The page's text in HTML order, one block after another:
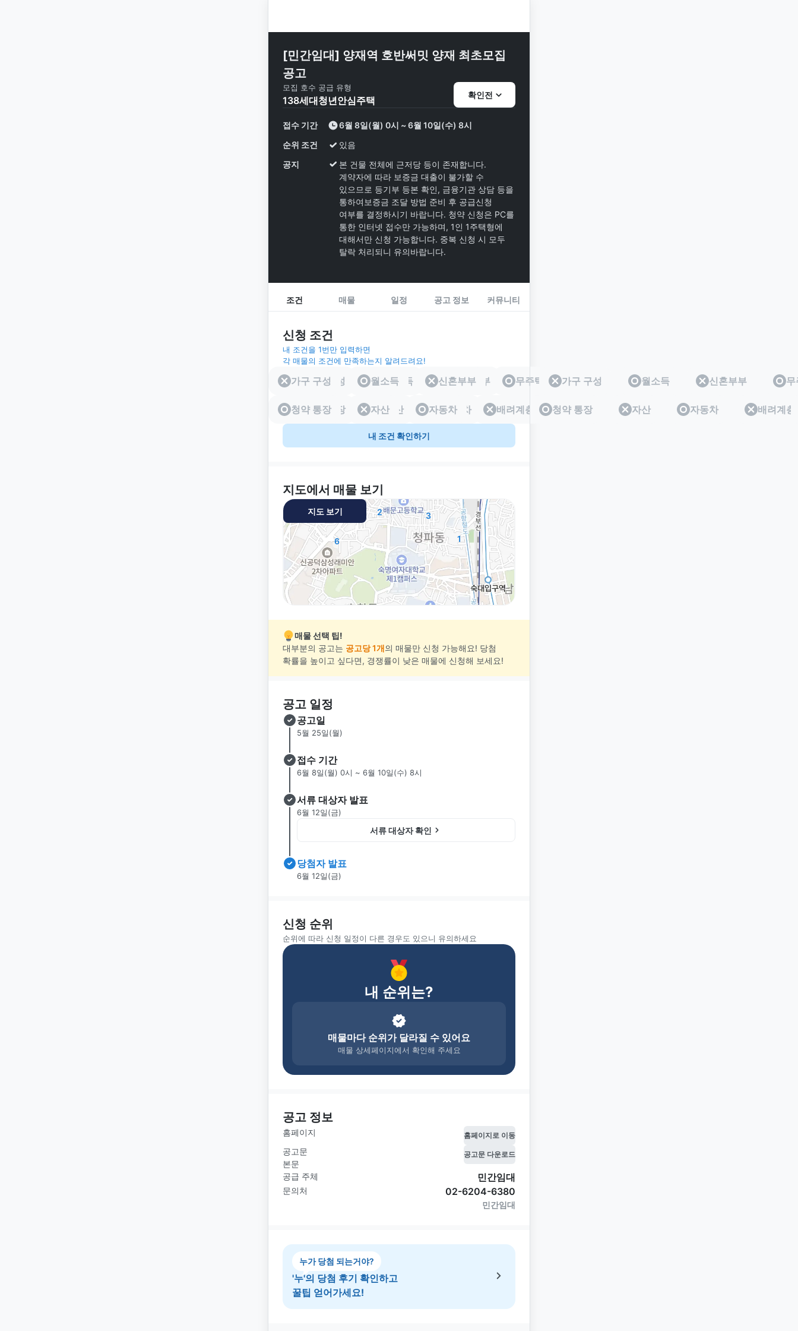
[민간임대] 양재역 호반써밋 양재 최초모집
공고
모집 호수
138세대
공급 유형
청년안심주택 확인전
접수 기간
6월 8일(월) 0시 ~ 6월 10일(수) 8시
순위 조건
있음
공지
본 건물 전체에 근저당 등이 존재합니다.
계약자에 따라 보증금 대출이 불가할 수
있으므로 등기부 등본 확인, 금융기관 상담 등을
통하여보증금 조달 방법 준비 후 공급신청
여부를 결정하시기 바랍니다. 청약 신청은 PC를
통한 인터넷 접수만 가능하며, 1인 1주택형에
대해서만 신청 가능합니다. 중복 신청 시 모두
탈락 처리되니 유의바랍니다.
조건 매물 일정 공고 정보 커뮤니티
신청 조건
내 조건을 1번만 입력하면
각 매물의 조건에 만족하는지 알려드려요!
가구 구성 월소득 신혼부부 무주택
가구 구성 월소득 신혼부부 무주택 가구 구성 월소득 신혼부부
청약 통장 자산 자동차 배려계층
청약 통장 자산 자동차 배려계층 청약 통장 자산 자동차 배려계층
내 조건 확인하기
지도에서 매물 보기
6
2 3
1
지도 보기
매물 선택 팁!
대부분의 공고는 공고당 1개의 매물만 신청 가능해요! 당첨
확률을 높이고 싶다면, 경쟁률이 낮은 매물에 신청해 보세요!
공고 일정
공고일
5월 25일(월)
접수 기간
6월 8일(월) 0시 ~ 6월 10일(수) 8시
서류 대상자 발표
6월 12일(금)
서류 대상자 확인
당첨자 발표
6월 12일(금)
신청 순위
순위에 따라 신청 일정이 다른 경우도 있으니 유의하세요
내 순위는?
매물마다 순위가 달라질 수 있어요
매물 상세페이지에서 확인해 주세요
공고 정보
홈페이지 홈페이지로 이동
공고문
본문
공고문 다운로드
공급 주체 민간임대
문의처 02-6204-6380
민간임대
누가 당첨 되는거야?
'누'의 당첨 후기 확인하고
꿀팁 얻어가세요!